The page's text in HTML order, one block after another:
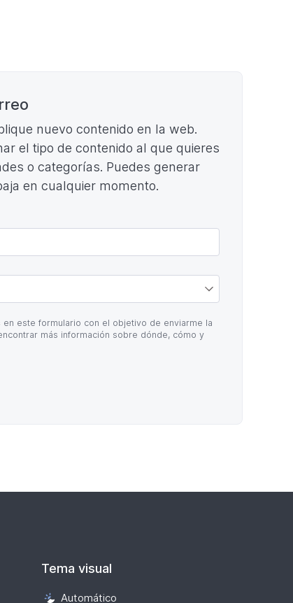
nuevo contenido en la web.
el tipo de contenido al que quieres
o categorías. Puedes generar
en cualquier momento.
este formulario con el objetivo de enviarme la
más información sobre dónde, cómo y
Tema visual
Automático